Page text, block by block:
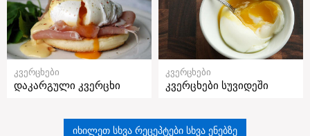
კვერცხები
დაკარგული კვერცხი
კვერცხები
კვერცხები სუვიდეში
იხილეთ სხვა რეცეპტები სხვა ენებზე